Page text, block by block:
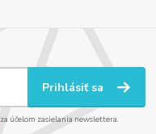
Prihlásiť sa
za účelom zasielania newslettera.